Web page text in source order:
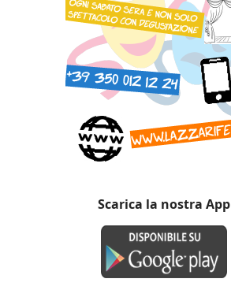
Scarica la nostra App